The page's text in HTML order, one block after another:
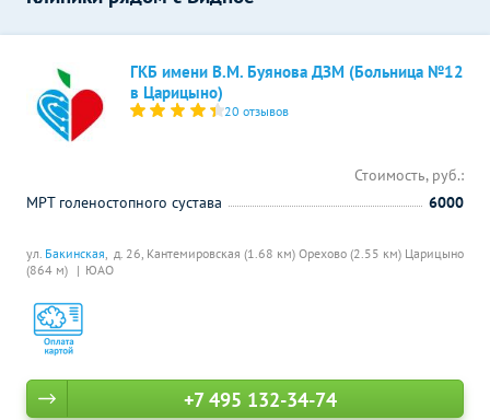
ГКБ имени В.М. Буянова ДЗМ (Больница №12
в Царицыно)
20 отзывов
ул. Бакинская, д. 26, Кантемировская (1.68 км) Орехово (2.55 км) Царицыно
(864 м)
ЮАО
Стоимость, руб.:
МРТ голеностопного сустава
6000
+7 495 132-34-74